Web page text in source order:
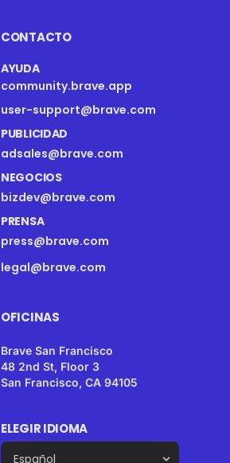
CONTACTO
AYUDA
community.brave.app
user-support@brave.com
PUBLICIDAD
adsales@brave.com
NEGOCIOS
bizdev@brave.com
PRENSA
press@brave.com
legal@brave.com
OFICINAS
Brave San Francisco
48 2nd St, Floor 3
San Francisco, CA 94105
ELEGIR IDIOMA